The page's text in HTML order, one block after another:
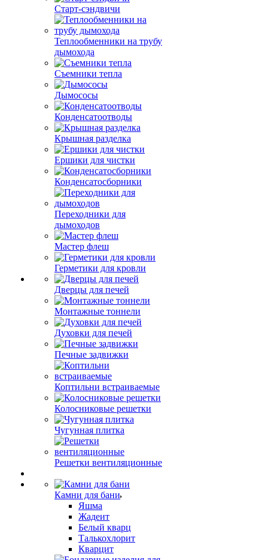
Старт-сэндвичи
Теплообменники на трубу
дымохода
Съемники тепла
Дымососы
Конденсатоотводы
Крышная разделка
Ершики для чистки
Конденсатосборники
Переходники для
дымоходов
Мастер флеш
Герметики для кровли
Дверцы для печей
Монтажные тоннели
Духовки для печей
Печные задвижки
Коптильни встраиваемые
Колосниковые решетки
Чугунная плитка
Решетки вентиляционные
Камни для бани
Яшма
Жадеит
Белый кварц
Талькохлорит
Кварцит